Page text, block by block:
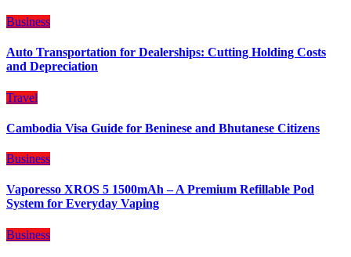
Business
Auto Transportation for Dealerships: Cutting Holding Costs
and Depreciation
Travel
Cambodia Visa Guide for Beninese and Bhutanese Citizens
Business
Vaporesso XROS 5 1500mAh – A Premium Refillable Pod
System for Everyday Vaping
Business